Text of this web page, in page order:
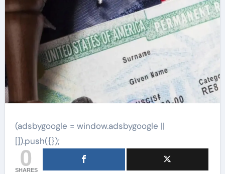
(adsbygoogle = window.adsbygoogle ||
[]).push({});
0
SHARES